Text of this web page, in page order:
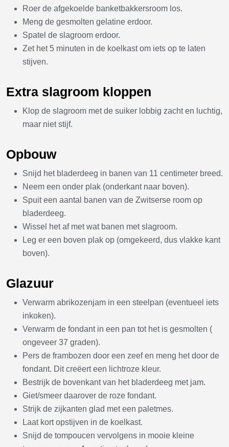
Roer de afgekoelde banketbakkersroom los.
Meng de gesmolten gelatine erdoor.
Spatel de slagroom erdoor.
Zet het 5 minuten in de koelkast om iets op te laten
stijven.
Extra slagroom kloppen
Klop de slagroom met de suiker lobbig zacht en luchtig,
maar niet stijf.
Opbouw
Snijd het bladerdeeg in banen van 11 centimeter breed.
Neem een onder plak (onderkant naar boven).
Spuit een aantal banen van de Zwitserse room op
bladerdeeg.
Wissel het af met wat banen met slagroom.
Leg er een boven plak op (omgekeerd, dus vlakke kant
boven).
Glazuur
Verwarm abrikozenjam in een steelpan (eventueel iets
inkoken).
Verwarm de fondant in een pan tot het is gesmolten (
ongeveer 37 graden).
Pers de frambozen door een zeef en meng het door de
fondant. Dit creëert een lichtroze kleur.
Bestrijk de bovenkant van het bladerdeeg met jam.
Giet/smeer daarover de roze fondant.
Strijk de zijkanten glad met een paletmes.
Laat kort opstijven in de koelkast.
Snijd de tompoucen vervolgens in mooie kleine